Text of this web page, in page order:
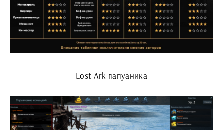
Lost Ark папуаника